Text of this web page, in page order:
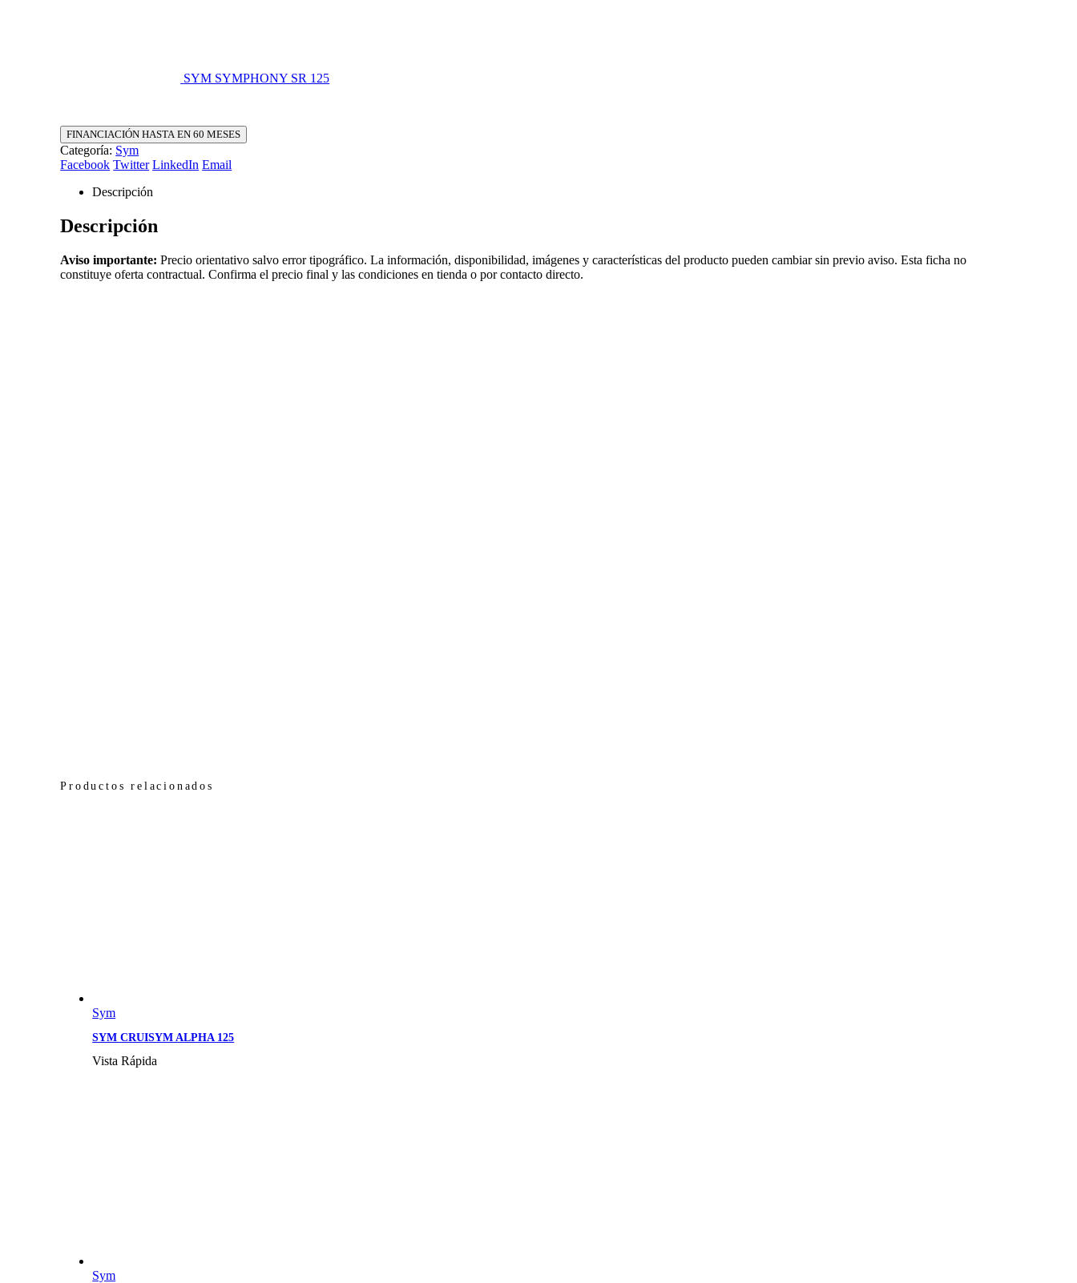
SYM SYMPHONY SR 125
FINANCIACIÓN HASTA EN 60 MESES
Categoría: Sym
Facebook Twitter LinkedIn Email
Descripción
Descripción
Aviso importante: Precio orientativo salvo error tipográfico. La información, disponibilidad, imágenes y características del producto pueden cambiar sin previo aviso. Esta ficha no
constituye oferta contractual. Confirma el precio final y las condiciones en tienda o por contacto directo.
Productos relacionados
Sym
SYM CRUISYM ALPHA 125
Vista Rápida
Sym